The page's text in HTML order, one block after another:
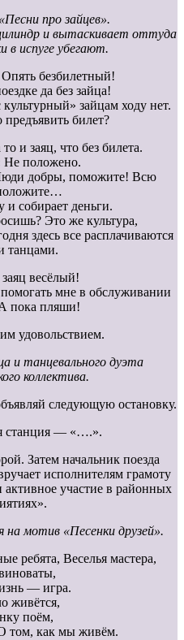
про зайцев».
и вытаскивает оттуда
в испуге убегают.
безбилетный!
да без зайца!
зайцам ходу нет.
билет?
и заяц, что без билета.
Не положено.
добры, поможите! Всю
и собирает деньги.
Это же культура,
здесь все расплачиваются
танцами.
весёлый!
помогать мне в обслуживании
пока пляши!
удовольствием.
и танцевального дуэта
коллектива.
следующую остановку.
станция — «….».
Затем начальник поезда
исполнителям грамоту
участие в районных
мотив «Песенки друзей».
ребята, Веселья мастера,
— игра.
живётся,
поём,
том, как мы живём.